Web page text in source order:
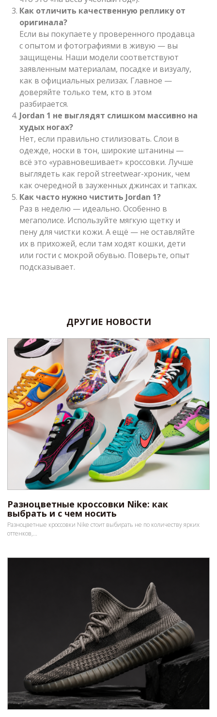
Как отличить качественную реплику от
оригинала?
Если вы покупаете у проверенного продавца
с опытом и фотографиями в живую — вы
защищены. Наши модели соответствуют
заявленным материалам, посадке и визуалу,
как в официальных релизах. Главное —
доверяйте только тем, кто в этом
разбирается.
Jordan 1 не выглядят слишком массивно на
худых ногах?
Нет, если правильно стилизовать. Слои в
одежде, носки в тон, широкие штанины —
всё это «уравновешивает» кроссовки. Лучше
выглядеть как герой streetwear-хроник, чем
как очередной в зауженных джинсах и тапках.
Как часто нужно чистить Jordan 1?
Раз в неделю — идеально. Особенно в
мегаполисе. Используйте мягкую щетку и
пену для чистки кожи. А ещё — не оставляйте
их в прихожей, если там ходят кошки, дети
или гости с мокрой обувью. Поверьте, опыт
подсказывает.
ДРУГИЕ НОВОСТИ
Разноцветные кроссовки Nike: как
выбрать и с чем носить
Разноцветные кроссовки Nike стоит выбирать не по количеству ярких
оттенков,...